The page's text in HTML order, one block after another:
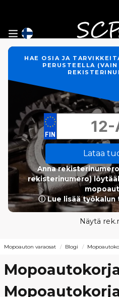
HAE OSIA JA
PERUSTEELLA
Lataa
Anna
rekisterinumero)
ⓘ Lue lisää työkalun
Näytä
Mopoauton varaosat Blogi